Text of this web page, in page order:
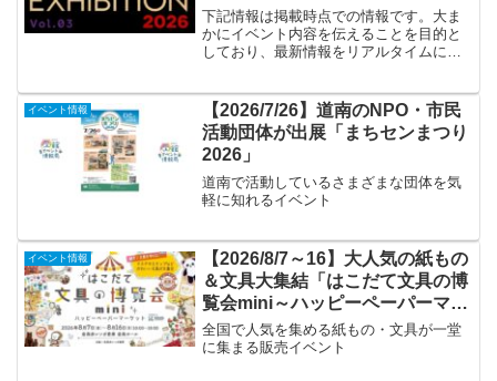
市街”」
下記情報は掲載時点での情報です。大ま
かにイベント内容を伝えることを目的と
しており、最新情報をリアルタイムに発
アカウントなどでご確認ください。イベ
ント名HAKODA...
イベント情報
【2026/7/26】道南のNPO・市民
活動団体が出展「まちセンまつり
2026」
道南で活動しているさまざまな団体を気
軽に知れるイベント
イベント情報
【2026/8/7～16】大人気の紙もの
＆文具大集結「はこだて文具の博
覧会mini～ハッピーペーパーマー
ケット～」
全国で人気を集める紙もの・文具が一堂
に集まる販売イベント